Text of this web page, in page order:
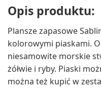
Opis produktu:
Plansze zapasowe
kolorowymi piaskami.
niesamowite morskie
żółwie i ryby. Piaski
można też kupić w